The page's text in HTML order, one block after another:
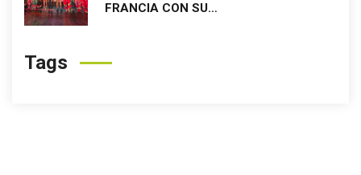
FRANCIA CON SU…
Tags